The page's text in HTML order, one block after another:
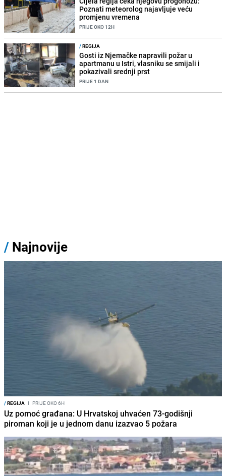
Poznati meteorolog najavljuje veću
promjenu vremena
PRIJE OKO 12H
/REGIJA
Gosti iz Njemačke napravili požar u
apartmanu u Istri, vlasniku se smijali i
pokazivali srednji prst
PRIJE 1 DAN
/ Najnovije
/REGIJA I PRIJE OKO 6H
Uz pomoć građana: U Hrvatskoj uhvaćen 73-godišnji
piroman koji je u jednom danu izazvao 5 požara